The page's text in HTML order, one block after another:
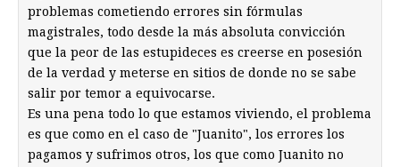
problemas cometiendo errores sin fórmulas
magistrales, todo desde la más absoluta convicción
que la peor de las estupideces es creerse en posesión
de la verdad y meterse en sitios de donde no se sabe
salir por temor a equivocarse.
Es una pena todo lo que estamos viviendo, el problema
es que como en el caso de "Juanito", los errores los
pagamos y sufrimos otros, los que como Juanito no